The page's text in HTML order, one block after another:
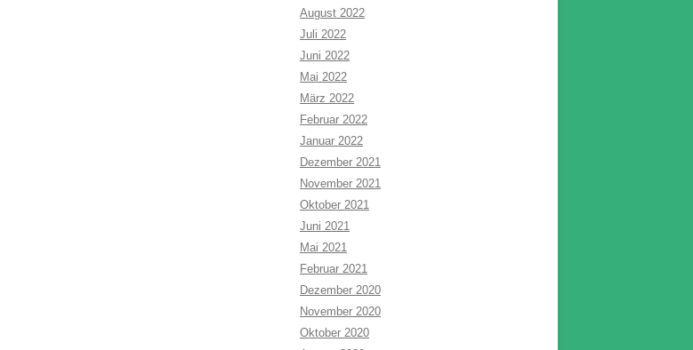
August 2022
Juli 2022
Juni 2022
Mai 2022
März 2022
Februar 2022
Januar 2022
Dezember 2021
November 2021
Oktober 2021
Juni 2021
Mai 2021
Februar 2021
Dezember 2020
November 2020
Oktober 2020